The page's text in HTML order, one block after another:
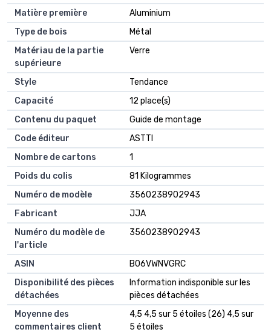
Matière première
‎Aluminium
Type de bois
‎Métal
Matériau de la partie
supérieure
‎Verre
Style
‎Tendance
Capacité
‎12 place(s)
Contenu du paquet
‎Guide de montage
Code éditeur
‎ASTTI
Nombre de cartons
‎1
Poids du colis
‎81 Kilogrammes
Numéro de modèle
‎3560238902943
Fabricant
‎JJA
Numéro du modèle de
l'article
‎3560238902943
ASIN
‎B06VWNVGRC
Disponibilité des pièces
détachées
‎Information indisponible sur les
pièces détachées
Moyenne des
commentaires client
4,5 4,5 sur 5 étoiles (26) 4,5 sur
5 étoiles